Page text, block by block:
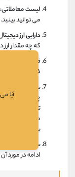
لیست معاملاتی
می توانید بینید.
دارایی ارز
که چه مقدار ارز
قسمت ورود
فروش خود را
باید گزینه ی(Shiba /USDT) را انتخاب کنید.
ادامه در مورد
آیا